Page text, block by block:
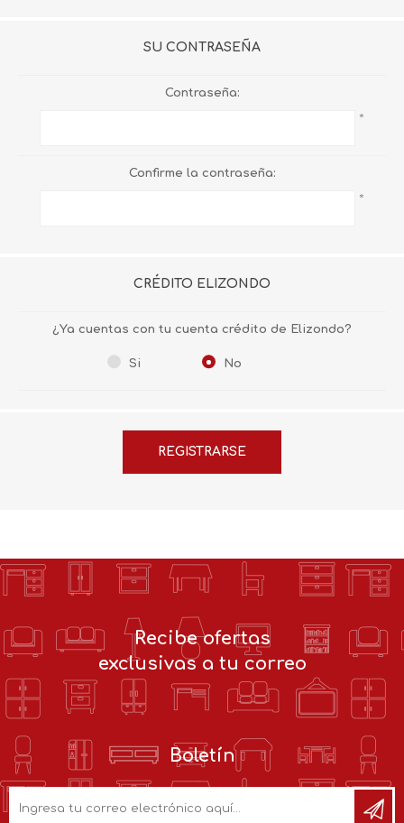
SU CONTRASEÑA
Contraseña:
*
Confirme la contraseña:
*
CRÉDITO ELIZONDO
¿Ya cuentas con tu cuenta crédito de Elizondo?
Si No
Recibe ofertas
exclusivas a tu correo
Boletín